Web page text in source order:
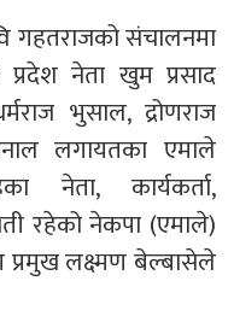
गहतराजको संचालनमा
प्रदेश नेता खुम प्रसाद
भुसाल, द्रोणराज
लगायतका एमाले
नेता, कार्यकर्ता,
रहेको नेकपा (एमाले)
प्रमुख लक्ष्मण बेल्बासेले